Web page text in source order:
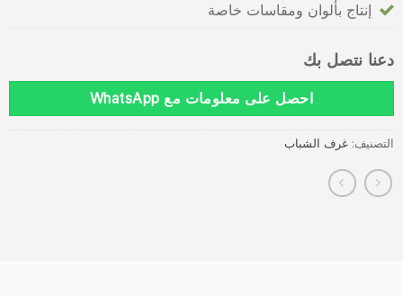
إنتاج بألوان ومقاسات خاصة
دعنا نتصل بك
احصل على معلومات مع WhatsApp
التصنيف: غرف الشباب